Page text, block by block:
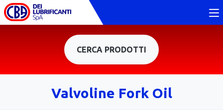
CERCA PRODOTTI
Valvoline Fork Oil